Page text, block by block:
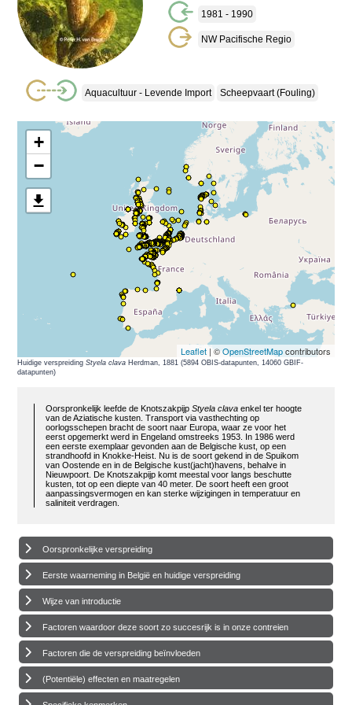
1981 - 1990
NW Pacifische Regio
Aquacultuur - Levende Import Scheepvaart (fouling)
+
−
Leaflet| ©OpenStreetMapcontributors
Huidige verspreidingStyela clava Herdman, 1881 (5894 OBIS-datapunten, 14060 GBIF-
datapunten)
Oorspronkelijk leefde de KnotszakpijpStyela clava enkel ter hoogte
van de Aziatische kusten. Transport via vasthechting op
oorlogsschepen bracht de soort naar Europa, waar ze voor het
eerst opgemerkt werd in Engeland omstreeks 1953. In 1986 werd
een eerste exemplaar gevonden aan de Belgische kust, op een
strandhoofd in Knokke-Heist. Nu is de soort gekend in de Spuikom
van Oostende en in de Belgische kust(jacht)havens, behalve in
Nieuwpoort. De Knotszakpijp komt meestal voor langs beschutte
kusten, tot op een diepte van 40 meter. De soort heeft een groot
aanpassingsvermogen en kan sterke wijzigingen in temperatuur en
saliniteit verdragen.
Oorspronkelijke verspreiding
Eerste waarneming in België en huidige verspreiding
Wijze van introductie
Factoren waardoor deze soort zo succesrijk is in onze contreien
Factoren die de verspreiding beïnvloeden
(Potentiële) effecten en maatregelen